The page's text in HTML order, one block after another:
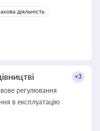
діяльність
+3
регулювання
в експлуатацію